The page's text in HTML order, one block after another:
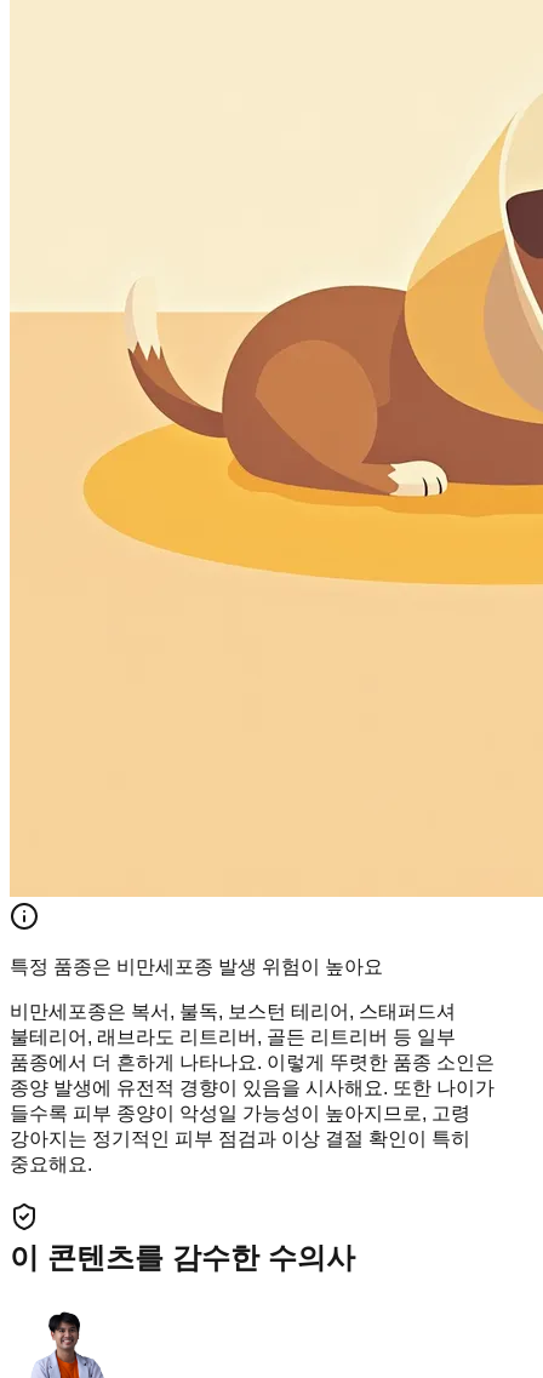
특정 품종은 비만세포종 발생 위험이 높아요
비만세포종은 복서, 불독, 보스턴 테리어, 스태퍼드셔
불테리어, 래브라도 리트리버, 골든 리트리버 등 일부
품종에서 더 흔하게 나타나요. 이렇게 뚜렷한 품종 소인은
종양 발생에 유전적 경향이 있음을 시사해요. 또한 나이가
들수록 피부 종양이 악성일 가능성이 높아지므로, 고령
강아지는 정기적인 피부 점검과 이상 결절 확인이 특히
중요해요.
이 콘텐츠를 감수한 수의사